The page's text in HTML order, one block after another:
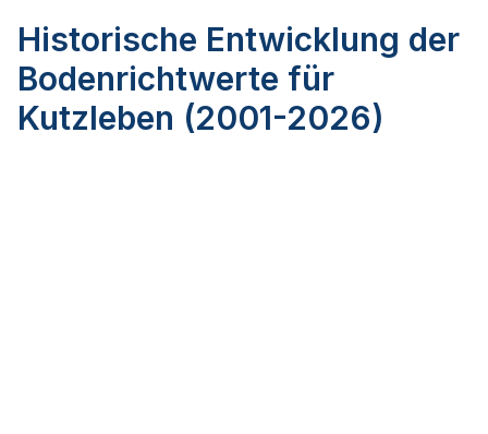
Historische Entwicklung der
Bodenrichtwerte für
Kutzleben (2001-2026)